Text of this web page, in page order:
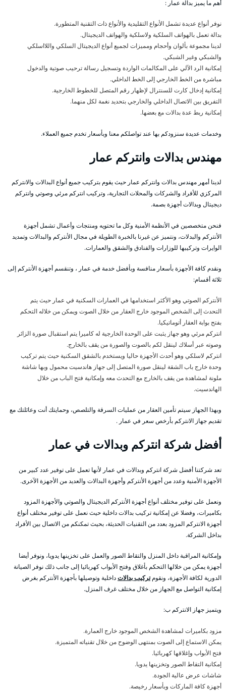
أهم ما يميز بدالة عمار :
نوفر أنواع عديدة تشمل الأنواع التقليدية والأنواع ذات التقنية المتطورة.
بدالة تعمل بالهواتف السلكية ولاسلكية والهواتف الديجيتال.
لدينا مجموعة بألوان وأحجام ومميزات لجميع أنواع الديجيتال السلكي واللااسلكي
والشبكي وغير الشبكي.
إمكانية الرد الآلي على المكالمات الواردة وتسجيل رسالة ترحيب صوتية والدخول
مباشرة من الخط الخارجي إلى الخط الداخلي.
إمكانية إدخال كارت للسنترال لإظهار رقم المتصل للخطوط الخارجية.
التفريق بين الاتصال الداخلي والخارجي بتحديد نغمة لكل منهما.
إمكانية ربط عدة بدالات مع بعضها.
وخدمات عديدة سنزودكم بها عند تواصلكم معنا وبأسعار تخدم جميع العملاء.
مهندس بدالات وانتركم عمار
لدينا أمهر مهندس بدالات وانتركم عمار حيث يقوم بتركيب جميع أنواع البدالات والانتركم
المركزي للأفراد والشركات والمحلات التجارية، وتركيب انتركم مرئي وصوتي وانتركم
ديجيتال وبدالات أجهزة بصمة.
فنحن متخصصين في الأنظمة الأمنية وكل ما تحتويه ومنتجات وأعمال تشمل أجهزة
الأنتركم والبدلات، ونتميز عن غيرنا بالخبرة الطويلة في مجال الأنتركم والبدالات وتمديد
الوايرات وتركيبها للوزارات والفنادق والشقق والعمارات.
ونقدم كافة الأجهزة بأسعار منافسة وبأفضل خدمة في عمار ، وتنقسم أجهزة الأنتركم إلى
ثلاثة أقسام:
الأنتركم الصوتي وهو الأكثر استخدامها في العمارات السكنية في عمار حيث يتم
التحدث إلى الشخص الموجود خارج العقار من خلال الصوت ويمكن من خلاله التحكم
بفتح بوابة العقار أتوماتيكيا.
انتركم مرئي وهو جهاز يثبت على الوحدة الخارجية له كاميرا يتم استقبال صورة الزائر
وصوته عبر أسلاك لينقل لكم بالصوت والصورة من يقف بالخارج.
انتركم لاسلكي وهو أحدث الأجهزة حاليا ويستخدم بالشقق السكنية حيث يتم تركيب
وحدة خارج باب الشقة لينقل صورة المتصل إلى جهاز هاندسيت محمول وبها شاشة
ملونة لمشاهدة من يقف بالخارج مع التحدث معه وإمكانية فتح الباب من خلال
الهاندسيت.
وبهذا الجهاز سيتم تأمين العقار من عمليات السرقة والتلصص، وحمايتك أنت وعائلتك مع
تقديم جهاز الانتركم بأرخص سعر في عمار .
أفضل شركة انتركم وبدالات في عمار
تعد شركتنا أفضل شركة انتركم وبدالات في عمار لأنها تعمل على توفير عدد كبير من
الأجهزة الأمنية وعدد من أجهزة الأنتركم وأجهزة البدالات والعديد من الأجهزة الآخرى.
ونعمل على توفير مختلف أنواع أجهزة الأنتركم الديجيتال والصوتي والأجهزة المزود
بكاميرات، وفضلا عن إمكانية تركيب بدالات داخلية حيث نعمل على توفير مختلف أنواع
أجهزة الانتركم المزود بعدد من التقنيات الحديثة، بحيث تمكنكم من الاتصال بين الأفراد
بداخل الشركة.
وإمكانية المراقبة داخل المنزل والتقاط الصور والعمل على تخزينها يدويا، ونوفر أيضا
أجهزة يمكن من خلالها التحكم بأغلاق وفتح الأبواب كهربائيا إلى جانب ذلك نوفر الصيانة
الدورية لكافة الأجهزة، ونقومتركيب بدالاتداخلية وتوصيلها بأجهزة الأنتركم بغرض
إمكانية التواصل مع الجهاز من خلال مختلف غرف المنزل.
ويتميز جهاز الانتركم ب:
مزود بكاميرات لمشاهدة الشخص الموجود خارج العمارة.
يمكن الاستماع إلى الصوت بمنتهى الوضوح من خلال تقنياته المتميزة.
فتح الأبواب وإغلاقها كهربائيا.
إمكانية التقاط الصور وتخزينها يدويا.
شاشات عرض عالية الجودة.
أجهزة كافة الماركات وبأسعار رخيصة.